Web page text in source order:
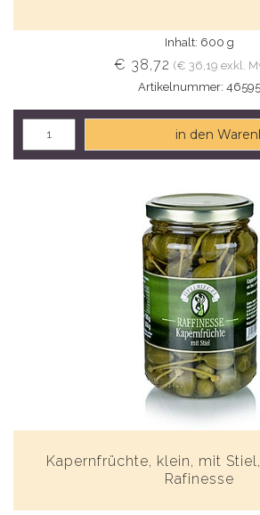
Inhalt: 600 g
€ 38,72 (€ 36,19 exkl.
Artikelnummer: 46595
in den
Kapernfrüchte, klein, mit
Rafinesse